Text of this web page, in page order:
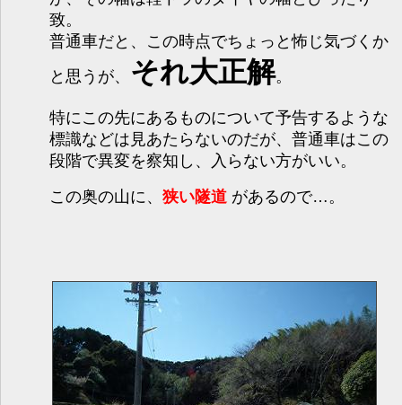
致。
普通車だと、この時点でちょっと怖じ気づくか
と思うが、
それ大正解。
特にこの先にあるものについて予告するような
標識などは見あたらないのだが、普通車はこの
段階で異変を察知し、入らない方がいい。
この奥の山に、 狭い隧道があるので…。